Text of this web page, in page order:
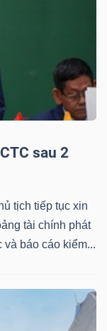
sau 2
tịch tiếp tục xin
tài chính phát
báo cáo kiểm...